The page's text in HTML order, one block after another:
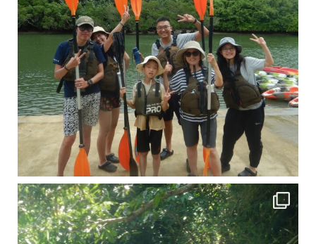
引き潮だったの